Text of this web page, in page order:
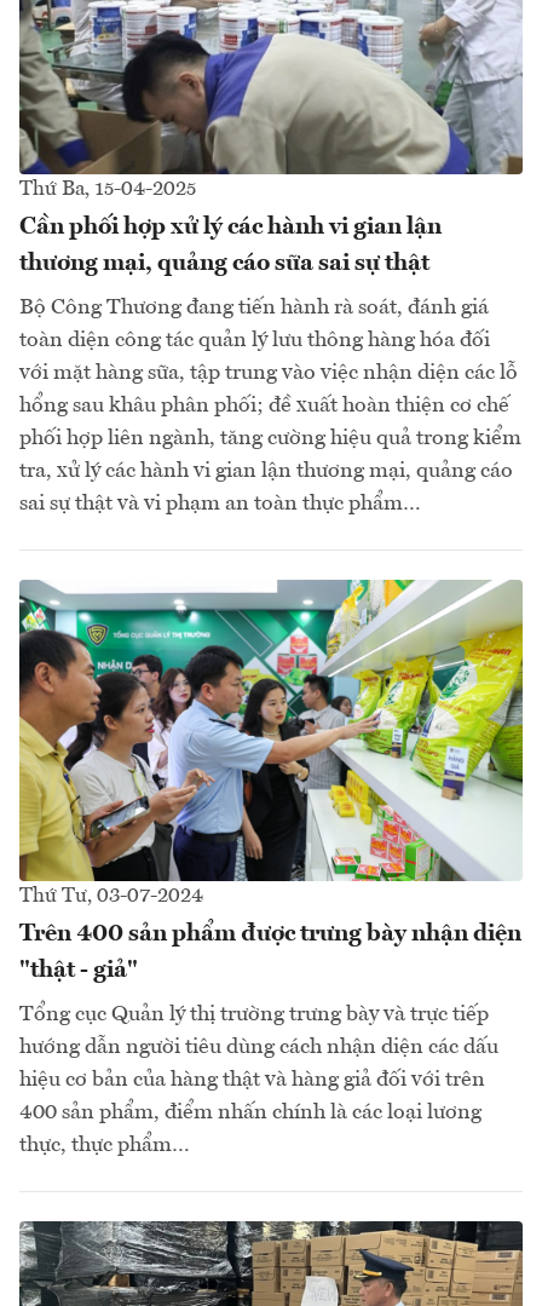
Thứ Ba, 15-04-2025
Cần phối hợp xử lý các hành vi gian lận
thương mại, quảng cáo sữa sai sự thật
Bộ Công Thương đang tiến hành rà soát, đánh giá
toàn diện công tác quản lý lưu thông hàng hóa đối
với mặt hàng sữa, tập trung vào việc nhận diện các lỗ
hổng sau khâu phân phối; đề xuất hoàn thiện cơ chế
phối hợp liên ngành, tăng cường hiệu quả trong kiểm
tra, xử lý các hành vi gian lận thương mại, quảng cáo
sai sự thật và vi phạm an toàn thực phẩm…
Thứ Tư, 03-07-2024
Trên 400 sản phẩm được trưng bày nhận diện
"thật - giả"
Tổng cục Quản lý thị trường trưng bày và trực tiếp
hướng dẫn người tiêu dùng cách nhận diện các dấu
hiệu cơ bản của hàng thật và hàng giả đối với trên
400 sản phẩm, điểm nhấn chính là các loại lương
thực, thực phẩm…